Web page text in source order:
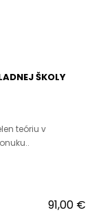
ŠKOLY
teóriu v
91,00 €